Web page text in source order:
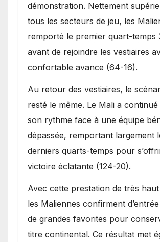
démonstration. Nettement
tous les secteurs de jeu, les
remporté le premier quart-temps
avant de rejoindre les vestiaires
confortable avance (64-16).
Au retour des vestiaires, le
resté le même. Le Mali a
son rythme face à une équipe
dépassée, remportant largement
derniers quarts-temps pour
victoire éclatante (124-20).
Avec cette prestation de très
les Maliennes confirment
de grandes favorites pour
titre continental. Ce résultat met